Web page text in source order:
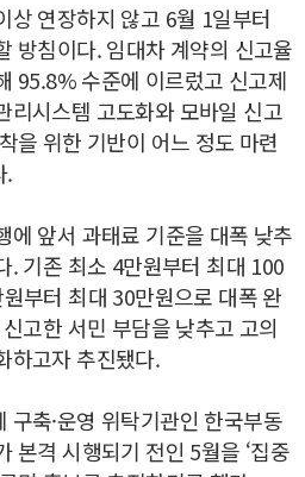
상 연장하지 않고 6월 1일부터
방침이다. 임대차 계약의 신고율
95.8% 수준에 이르렀고 신고제
리시스템 고도화와 모바일 신고
을 위한 기반이 어느 정도 마련
.
에 앞서 과태료 기준을 대폭 낮추
. 기존 최소 4만원부터 최대 100
부터 최대 30만원으로 대폭 완
고한 서민 부담을 낮추고 고의
하고자 추진됐다.
구축·운영 위탁기관인 한국부동
본격 시행되기 전인 5월을 ‘집중